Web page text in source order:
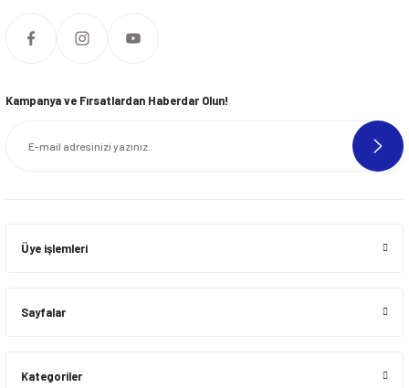
Kampanya ve Fırsatlardan Haberdar Olun!
Üye işlemleri
Sayfalar
Kategoriler